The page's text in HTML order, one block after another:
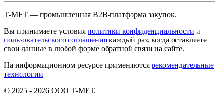
Т-МЕТ — промышленная B2B-платформа закупок.
Вы принимаете условия политики конфиденциальности и
пользовательского соглашения каждый раз, когда оставляете
свои данные в любой форме обратной связи на сайте.
На информационном ресурсе применяются рекомендательные
технологии.
© 2025 - 2026 ООО Т-МЕТ.